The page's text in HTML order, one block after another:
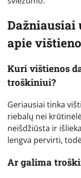
Dažniausiai
apie
Kuri vištienos
troškiniui?
Geriausiai tinka
riebalų nei
neišdžiūsta ir
lengva pervirti,
Ar galima